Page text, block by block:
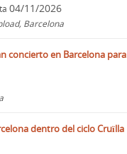
04/11/2026
Barcelona
concierto en Barcelona para
dentro del ciclo Cruïlla